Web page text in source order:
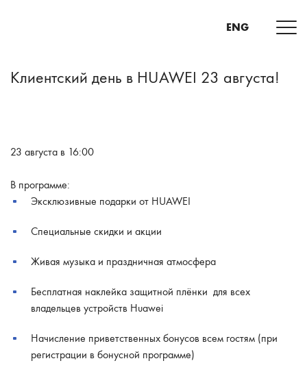
ENG
Клиентский день в HUAWEI 23 августа!
23 августа в 16:00
В программе:
Эксклюзивные подарки от HUAWEI
Специальные скидки и акции
Живая музыка и праздничная атмосфера
Бесплатная наклейка защитной плёнки для всех
владельцев устройств Huawei
Начисление приветственных бонусов всем гостям (при
регистрации в бонусной программе)